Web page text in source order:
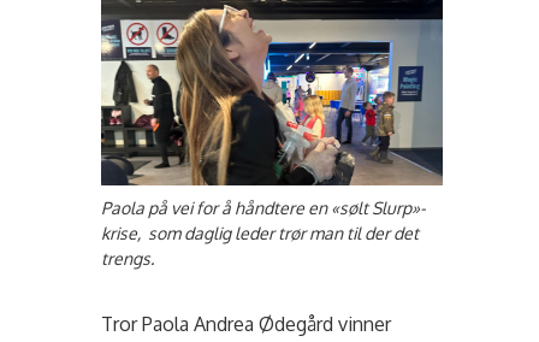
Paola på vei for å håndtere en «sølt Slurp»-
krise, som daglig leder trør man til der det
trengs.
Tror Paola Andrea Ødegård vinner